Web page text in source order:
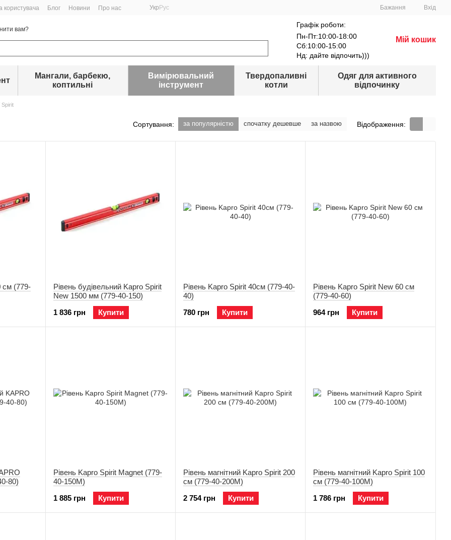
користувача Блог Новини Про нас Укр Рус Бажання Вхід
вам?
Графік роботи:
Пн-Пт:10:00-18:00
Сб:10:00-15:00
Нд: дайте відпочить)))
Мій кошик
Мангали, барбекю,
коптильні
Вимірювальний
інструмент
Твердопаливні
котли
Одяг для активного
відпочинку
Spirit
Сортування: за популярністю спочатку дешевше за назвою Відображення:
см (779-
Рівень будівельний Kapro Spirit
New 1500 мм (779-40-150)
1 836 грн
Купити
Рівень Kapro Spirit 40см (779-40-
40)
780 грн
Купити
Рівень Kapro Spirit New 60 см
(779-40-60)
964 грн
Купити
80)
Рівень Kapro Spirit Magnet (779-
40-150M)
1 885 грн
Купити
Рівень магнітний Kapro Spirit 200
см (779-40-200M)
2 754 грн
Купити
Рівень магнітний Kapro Spirit 100
см (779-40-100M)
1 786 грн
Купити